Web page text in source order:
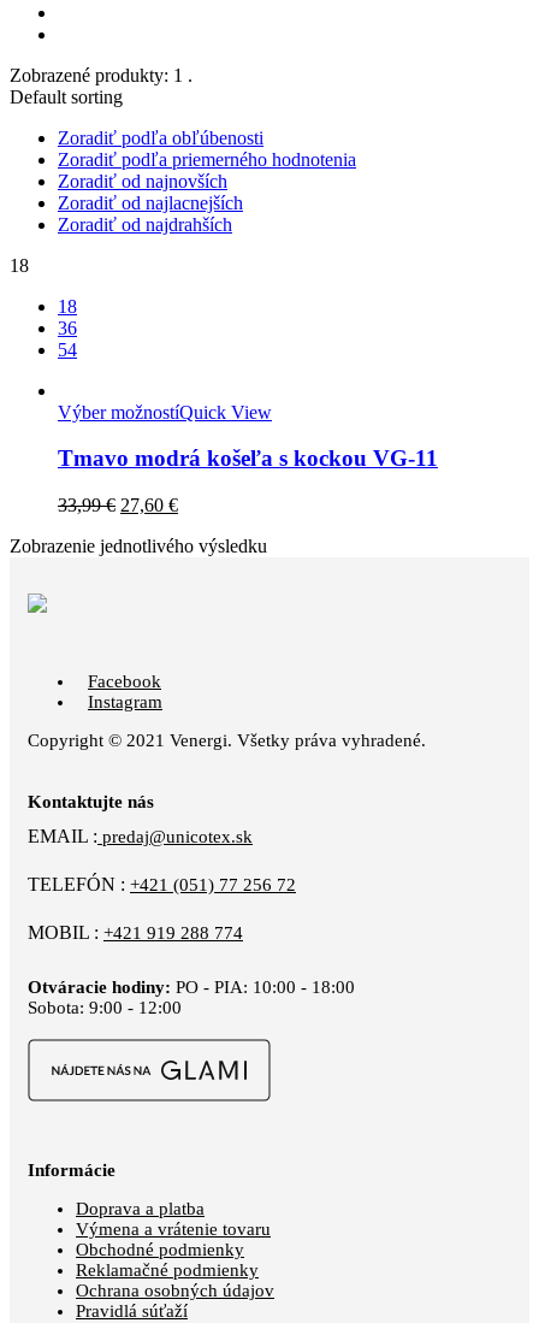
Zobrazené produkty: 1 .
Default sorting
Zoradiť podľa obľúbenosti
Zoradiť podľa priemerného hodnotenia
Zoradiť od najnovších
Zoradiť od najlacnejších
Zoradiť od najdrahších
18
18
36
54
Výber možnostíQuick View
Tmavo modrá košeľa s kockou VG-11
33,99€ 27,60 €
Zobrazenie jednotlivého výsledku
Facebook
Instagram
Copyright © 2021 Venergi. Všetky práva vyhradené.
Kontaktujte nás
EMAIL : predaj@unicotex.sk
TELEFÓN : +421 (051) 77 256 72
MOBIL : +421 919 288 774
Otváracie hodiny: PO - PIA: 10:00 - 18:00
Sobota: 9:00 - 12:00
Informácie
Doprava a platba
Výmena a vrátenie tovaru
Obchodné podmienky
Reklamačné podmienky
Ochrana osobných údajov
Pravidlá súťaží